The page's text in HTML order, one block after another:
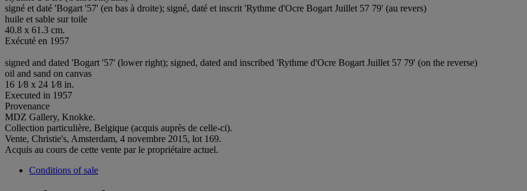
signé et daté 'Bogart '57' (en bas à droite); signé, daté et inscrit 'Rythme d'Ocre Bogart Juillet 57 79' (au revers)
huile et sable sur toile
40.8 x 61.3 cm.
Exécuté en 1957
signed and dated 'Bogart '57' (lower right); signed, dated and inscribed 'Rythme d'Ocre Bogart Juillet 57 79' (on the reverse)
oil and sand on canvas
16 1⁄8 x 24 1⁄8 in.
Executed in 1957
Provenance
MDZ Gallery, Knokke.
Collection particulière, Belgique (acquis auprès de celle-ci).
Vente, Christie's, Amsterdam, 4 novembre 2015, lot 169.
Acquis au cours de cette vente par le propriétaire actuel.
Conditions of sale